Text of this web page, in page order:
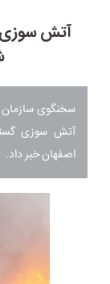
آتش سوزی
سخنگوی
آتش سوزی
اصفهان خبر داد.